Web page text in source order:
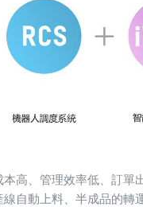
高、管理效率低、訂
自動上料、半成品的轉